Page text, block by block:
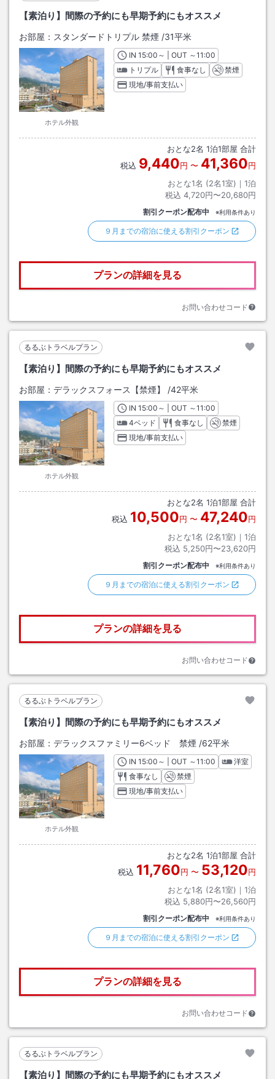
【素泊り】間際の予約にも早期予約にもオススメ
お部屋： スタンダードトリプル 禁煙 /31平米
ホテル外観
INチェックイン
15:00 ～ | OUT チェックアウト
～11:00
トリプル
食事なし
禁煙
現地/事前支払い
おとな2名 1泊1部屋 合計
税込 9,440円 〜 41,360円
おとな1名 (2名1室)｜ 1泊
税込 4,720円〜20,680円
割引クーポン配布中 ※利用条件あり
９月までの宿泊に使える割引クーポン
プランの詳細を見る
お問い合わせコード
るるぶトラベルプラン
【素泊り】間際の予約にも早期予約にもオススメ
お部屋： デラックスフォース【禁煙】 /42平米
ホテル外観
INチェックイン
15:00 ～ | OUT チェックアウト
～11:00
4ベッド
食事なし
禁煙
現地/事前支払い
おとな2名 1泊1部屋 合計
税込 10,500円 〜 47,240円
おとな1名 (2名1室)｜ 1泊
税込 5,250円〜23,620円
割引クーポン配布中 ※利用条件あり
９月までの宿泊に使える割引クーポン
プランの詳細を見る
お問い合わせコード
るるぶトラベルプラン
【素泊り】間際の予約にも早期予約にもオススメ
お部屋： デラックスファミリー6ベッド 禁煙 /62平米
ホテル外観
INチェックイン
15:00 ～ | OUT チェックアウト
～11:00
洋室
食事なし
禁煙
現地/事前支払い
おとな2名 1泊1部屋 合計
税込 11,760円 〜 53,120円
おとな1名 (2名1室)｜ 1泊
税込 5,880円〜26,560円
割引クーポン配布中 ※利用条件あり
９月までの宿泊に使える割引クーポン
プランの詳細を見る
お問い合わせコード
るるぶトラベルプラン
【素泊り】間際の予約にも早期予約にもオススメ